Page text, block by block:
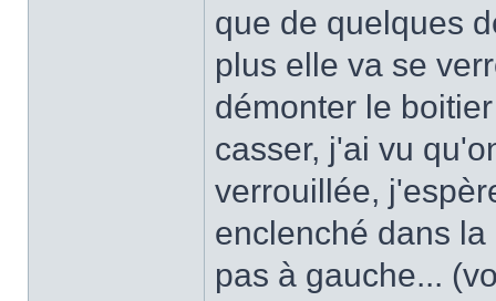
que de quelques
plus elle va se
démonter le
casser, j'ai vu
verrouillée,
enclenché dans
pas à gauche...